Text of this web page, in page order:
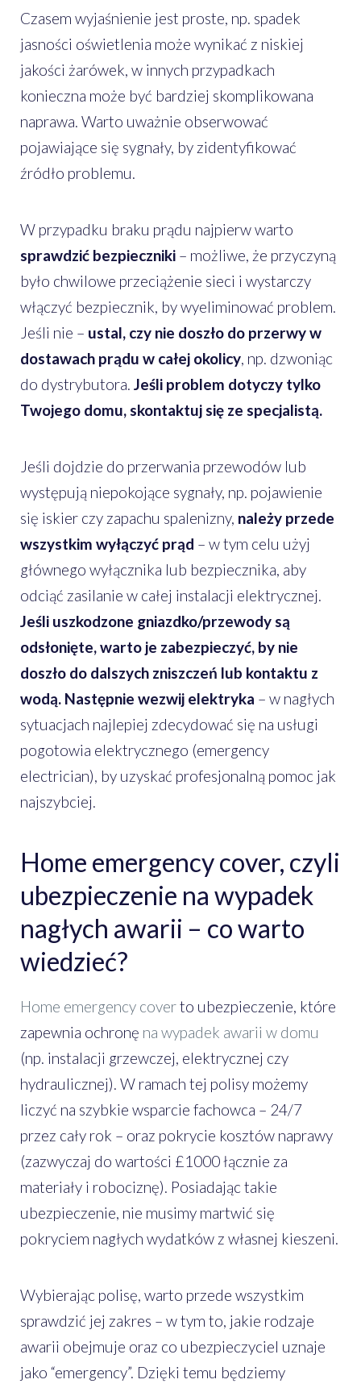
Czasem wyjaśnienie jest proste, np. spadek
jasności oświetlenia może wynikać z niskiej
jakości żarówek, w innych przypadkach
konieczna może być bardziej skomplikowana
naprawa. Warto uważnie obserwować
pojawiające się sygnały, by zidentyfikować
źródło problemu.
W przypadku braku prądu najpierw warto
sprawdzić bezpieczniki – możliwe, że przyczyną
było chwilowe przeciążenie sieci i wystarczy
włączyć bezpiecznik, by wyeliminować problem.
Jeśli nie – ustal, czy nie doszło do przerwy w
dostawach prądu w całej okolicy , np. dzwoniąc
do dystrybutora. Jeśli problem dotyczy tylko
Twojego domu, skontaktuj się ze specjalistą.
Jeśli dojdzie do przerwania przewodów lub
występują niepokojące sygnały, np. pojawienie
się iskier czy zapachu spalenizny, należy przede
wszystkim wyłączyć prąd – w tym celu użyj
głównego wyłącznika lub bezpiecznika, aby
odciąć zasilanie w całej instalacji elektrycznej.
Jeśli uszkodzone gniazdko/przewody są
odsłonięte, warto je zabezpieczyć, by nie
doszło do dalszych zniszczeń lub kontaktu z
wodą. Następnie wezwij elektryka – w nagłych
sytuacjach najlepiej zdecydować się na usługi
pogotowia elektrycznego (emergency
electrician), by uzyskać profesjonalną pomoc jak
najszybciej.
Home emergency cover, czyli
ubezpieczenie na wypadek
nagłych awarii – co warto
wiedzieć?
Home emergency coverto ubezpieczenie, które
zapewnia ochronę na wypadek awarii w domu
(np. instalacji grzewczej, elektrycznej czy
hydraulicznej). W ramach tej polisy możemy
liczyć na szybkie wsparcie fachowca – 24/7
przez cały rok – oraz pokrycie kosztów naprawy
(zazwyczaj do wartości £1000 łącznie za
materiały i robociznę). Posiadając takie
ubezpieczenie, nie musimy martwić się
pokryciem nagłych wydatków z własnej kieszeni.
Wybierając polisę, warto przede wszystkim
sprawdzić jej zakres – w tym to, jakie rodzaje
awarii obejmuje oraz co ubezpieczyciel uznaje
jako “emergency”. Dzięki temu będziemy